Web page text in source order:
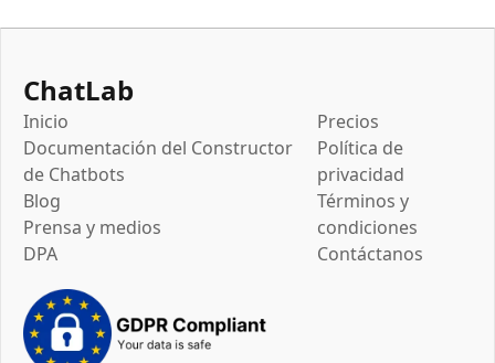
ChatLab
Inicio
Documentación del Constructor
de Chatbots
Blog
Prensa y medios
DPA
Precios
Política de
privacidad
Términos y
condiciones
Contáctanos